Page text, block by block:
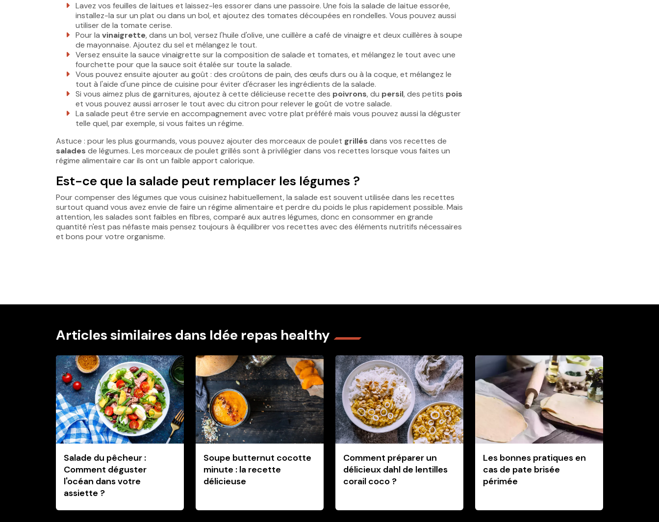
Lavez vos feuilles de laitues et laissez-les essorer dans une passoire. Une fois la salade de laitue essorée,
installez-la sur un plat ou dans un bol, et ajoutez des tomates découpées en rondelles. Vous pouvez aussi
utiliser de la tomate cerise.
Pour la vinaigrette, dans un bol, versez l'huile d'olive, une cuillère a café de vinaigre et deux cuillères à soupe
de mayonnaise. Ajoutez du sel et mélangez le tout.
Versez ensuite la sauce vinaigrette sur la composition de salade et tomates, et mélangez le tout avec une
fourchette pour que la sauce soit étalée sur toute la salade.
Vous pouvez ensuite ajouter au goût : des croûtons de pain, des œufs durs ou à la coque, et mélangez le
tout à l'aide d'une pince de cuisine pour éviter d'écraser les ingrédients de la salade.
Si vous aimez plus de garnitures, ajoutez à cette délicieuse recette des poivrons, du persil, des petits pois
et vous pouvez aussi arroser le tout avec du citron pour relever le goût de votre salade.
La salade peut être servie en accompagnement avec votre plat préféré mais vous pouvez aussi la déguster
telle quel, par exemple, si vous faites un régime.
Astuce : pour les plus gourmands, vous pouvez ajouter des morceaux de poulet grillés dans vos recettes de
salades de légumes. Les morceaux de poulet grillés sont à privilégier dans vos recettes lorsque vous faites un
régime alimentaire car ils ont un faible apport calorique.
Est-ce que la salade peut remplacer les légumes ?
Pour compenser des légumes que vous cuisinez habituellement, la salade est souvent utilisée dans les recettes
surtout quand vous avez envie de faire un régime alimentaire et perdre du poids le plus rapidement possible. Mais
attention, les salades sont faibles en fibres, comparé aux autres légumes, donc en consommer en grande
quantité n'est pas néfaste mais pensez toujours à équilibrer vos recettes avec des éléments nutritifs nécessaires
et bons pour votre organisme.
Articles similaires dans Idée repas healthy
Salade du pêcheur :
Comment déguster
l'océan dans votre
assiette ?
Soupe butternut cocotte
minute : la recette
délicieuse
Comment préparer un
délicieux dahl de lentilles
corail coco ?
Les bonnes pratiques en
cas de pate brisée
périmée